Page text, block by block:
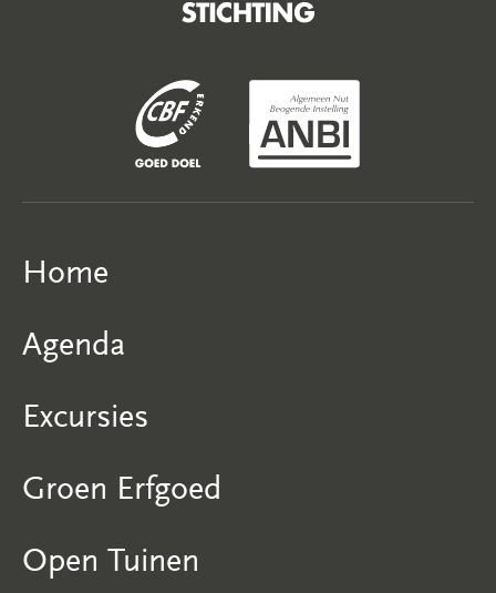
Home
Agenda
Excursies
Groen Erfgoed
Open Tuinen